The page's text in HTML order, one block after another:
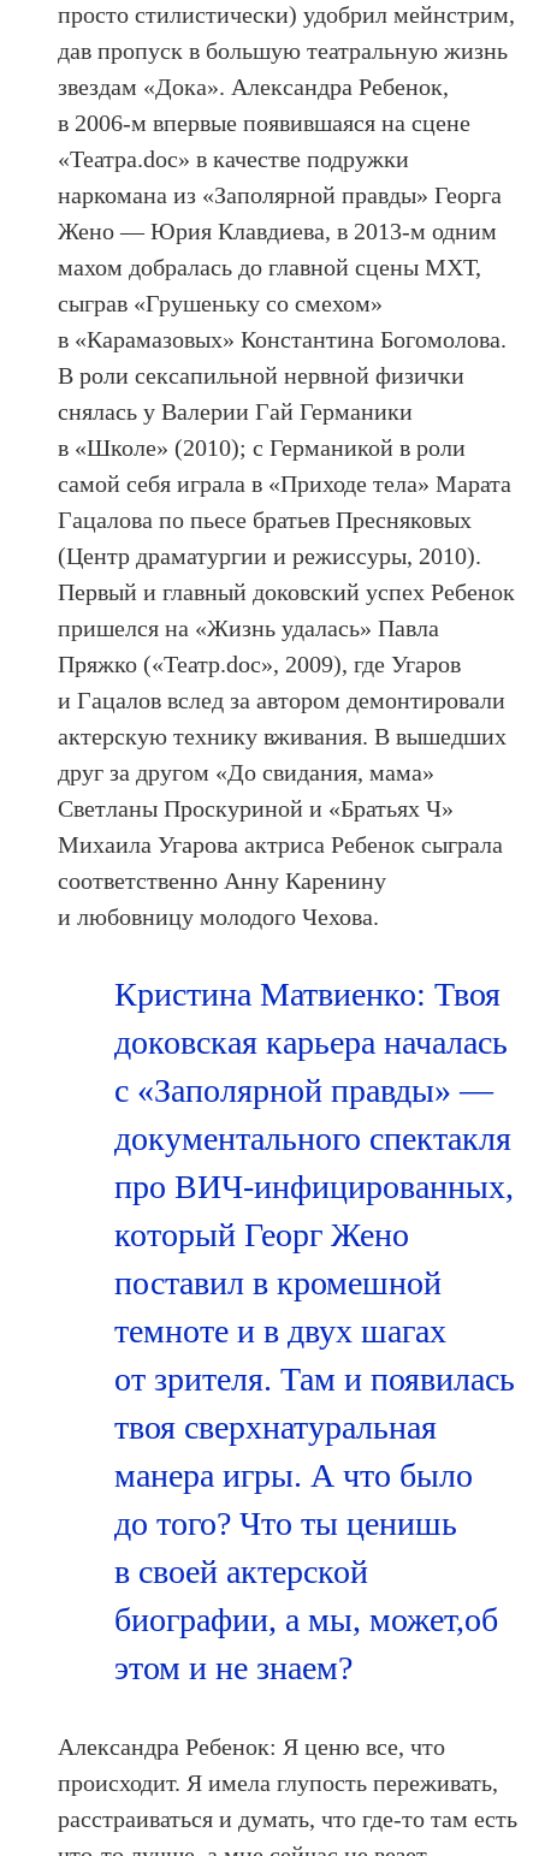
просто стилистически) удобрил мейнстрим,
дав пропуск в большую театральную жизнь
звездам «Дока». Александра Ребенок,
в 2006-м впервые появившаяся на сцене
«Театра.doc» в качестве подружки
наркомана из «Заполярной правды» Георга
Жено — Юрия Клавдиева, в 2013-м одним
махом добралась до главной сцены МХТ,
сыграв «Грушеньку со смехом»
в «Карамазовых» Константина Богомолова.
В роли сексапильной нервной физички
снялась у Валерии Гай Германики
в «Школе» (2010); с Германикой в роли
самой себя играла в «Приходе тела» Марата
Гацалова по пьесе братьев Пресняковых
(Центр драматургии и режиссуры, 2010).
Первый и главный доковский успех Ребенок
пришелся на «Жизнь удалась» Павла
Пряжко («Театр.doc», 2009), где Угаров
и Гацалов вслед за автором демонтировали
актерскую технику вживания. В вышедших
друг за другом «До свидания, мама»
Светланы Проскуриной и «Братьях Ч»
Михаила Угарова актриса Ребенок сыграла
соответственно Анну Каренину
и любовницу молодого Чехова.
Кристина Матвиенко: Твоя
доковская карьера началась
с «Заполярной правды» —
документального спектакля
про ВИЧ-инфицированных,
который Георг Жено
поставил в кромешной
темноте и в двух шагах
от зрителя. Там и появилась
твоя сверхнатуральная
манера игры. А что было
до того? Что ты ценишь
в своей актерской
биографии, а мы, может,об
этом и не знаем?
Александра Ребенок: Я ценю все, что
происходит. Я имела глупость переживать,
расстраиваться и думать, что где-то там есть